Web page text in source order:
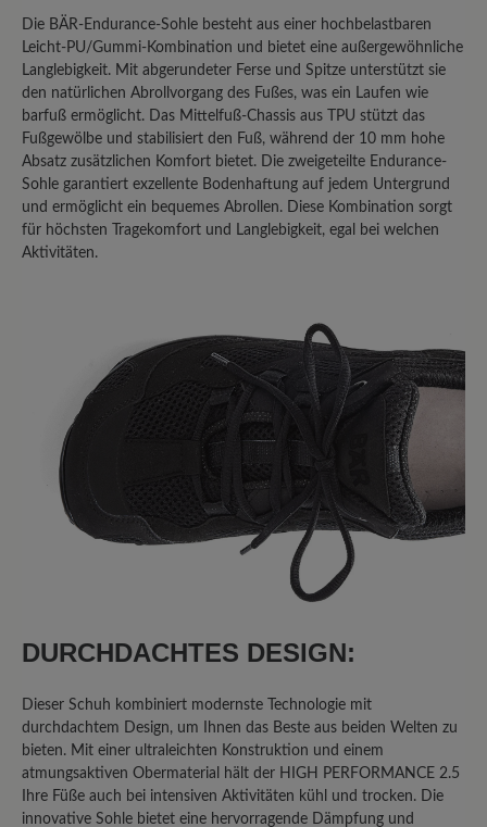
rutschige Sohle. Im Winter auf Eis -
keine Chance! Was eine echte
Gummisohle noch an Haftung hat, fehlt
hier vollends! Ich habe im Auto -
austattungsbedingt - eine
Metallpedalerie; auch hier ist mit dem
Sohlenmix, wenn er denn einmal feucht
werden sollte, Vorsicht geboten! Da
gibt's kein Halten! ich hatte mir sogar
von einem "Mister-Minute-Shop" in
ging's.. Schade, eigentlich... denn sonst
sind die Schuhe von Bär wirklich gut
verarbeitet, für mich immer passend
und in jedem Fall ihr Geld wert.
11. September 2025 11:06
Bewertung mit 1 von 5 Sternen
Klobiger Schuh in schöner Farbe
Ich habe diesen Schuh gewählt, da ich
Problemfüsse habe und einen
bequemen Freizeitschuh in grün
gesucht habe. Glücklich bin ich damit
jedoch nicht. Die Sohle hat kein
Abrollverhalten, das Innenteil besteht
aus nicht atmungsaktivem Material, das
Die BÄR-Endurance-Sohle besteht aus einer hochbelastbaren
Leicht-PU/Gummi-Kombination und bietet eine außergewöhnliche
Langlebigkeit. Mit abgerundeter Ferse und Spitze unterstützt sie
den natürlichen Abrollvorgang des Fußes, was ein Laufen wie
barfuß ermöglicht. Das Mittelfuß-Chassis aus TPU stützt das
Fußgewölbe und stabilisiert den Fuß, während der 10 mm hohe
Absatz zusätzlichen Komfort bietet. Die zweigeteilte Endurance-
Sohle garantiert exzellente Bodenhaftung auf jedem Untergrund
und ermöglicht ein bequemes Abrollen. Diese Kombination sorgt
für höchsten Tragekomfort und Langlebigkeit, egal bei welchen
Aktivitäten.
DURCHDACHTES DESIGN:
Dieser Schuh kombiniert modernste Technologie mit
durchdachtem Design, um Ihnen das Beste aus beiden Welten zu
bieten. Mit einer ultraleichten Konstruktion und einem
atmungsaktiven Obermaterial hält der HIGH PERFORMANCE 2.5
Ihre Füße auch bei intensiven Aktivitäten kühl und trocken. Die
innovative Sohle bietet eine hervorragende Dämpfung und